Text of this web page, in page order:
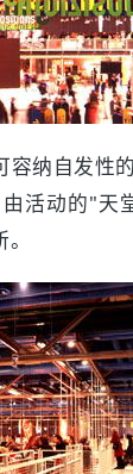
纳自发性
活动的"天